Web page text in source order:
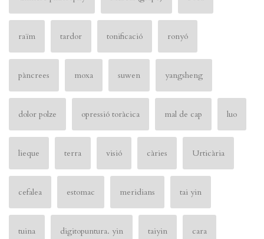
raïm tardor tonificació ronyó
pàncrees moxa suwen yangsheng
dolor polze opressió toràcica mal de cap luo
lieque terra visió càries Urticària
cefalea estomac meridians tai yin
tuina digitopuntura. yin taiyin cara